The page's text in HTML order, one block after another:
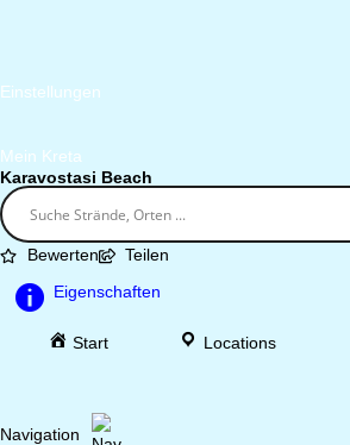
Einstellungen
Mein Kreta
Karavostasi Beach
Bewerten
Teilen
Eigenschaften
Start Locations
Navigation